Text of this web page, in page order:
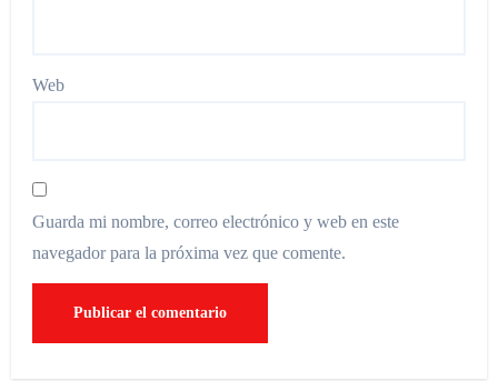
Web
Guarda mi nombre, correo electrónico y web en este
navegador para la próxima vez que comente.